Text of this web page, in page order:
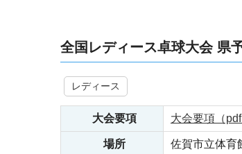
全国レディース卓球大会 県
レディース
大会要項 大会要項（pdf
場所 佐賀市立体育